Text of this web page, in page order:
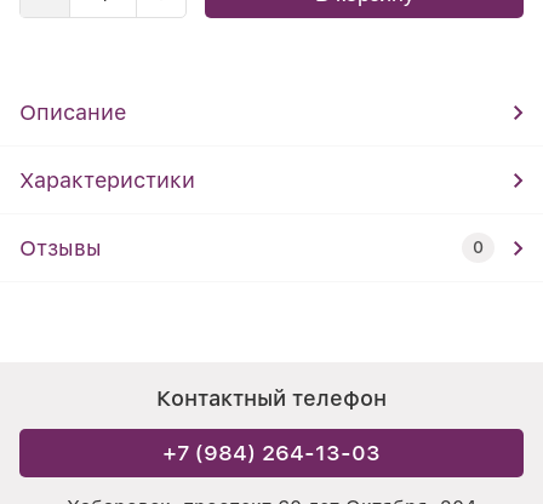
Описание
Характеристики
Отзывы 0
Контактный телефон
+7 (984) 264-13-03